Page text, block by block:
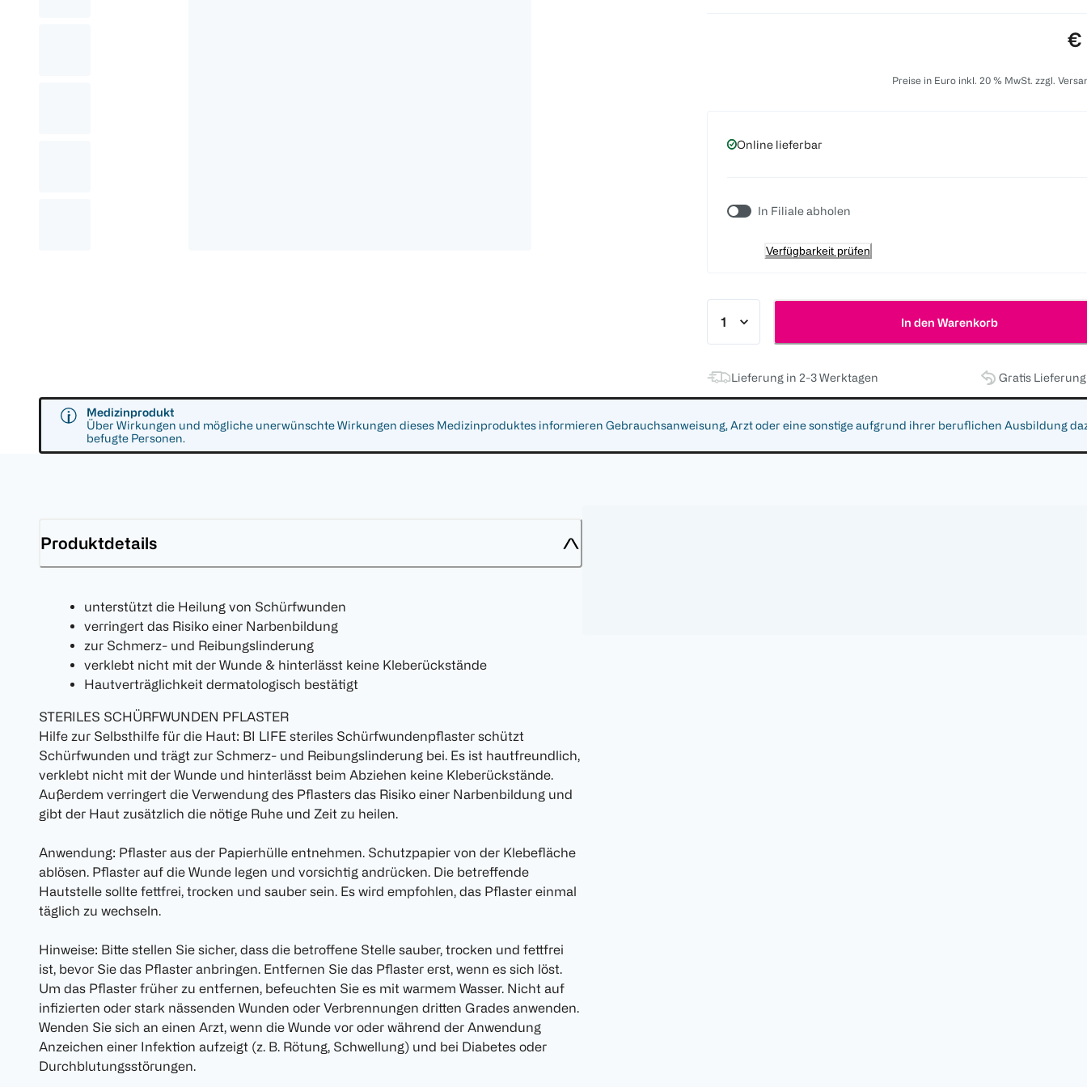
€
Preise in Euro inkl. 20 % MwSt. zzgl.
Online lieferbar
In Filiale abholen
Verfügbarkeit prüfen
In den Warenkorb
Lieferung in 2-3 Werktagen Gratis
Medizinprodukt
Über Wirkungen und mögliche unerwünschte Wirkungen dieses Medizinproduktes informieren Gebrauchsanweisung, Arzt oder eine sonstige aufgrund ihrer beruflichen Ausbildung
befugte Personen.
Produktdetails
unterstützt die Heilung von Schürfwunden
verringert das Risiko einer Narbenbildung
zur Schmerz- und Reibungslinderung
verklebt nicht mit der Wunde & hinterlässt keine Kleberückstände
Hautverträglichkeit dermatologisch bestätigt
STERILES SCHÜRFWUNDEN PFLASTER
Hilfe zur Selbsthilfe für die Haut: BI LIFE steriles Schürfwundenpflaster schützt
Schürfwunden und trägt zur Schmerz- und Reibungslinderung bei. Es ist hautfreundlich,
verklebt nicht mit der Wunde und hinterlässt beim Abziehen keine Kleberückstände.
Außerdem verringert die Verwendung des Pflasters das Risiko einer Narbenbildung und
gibt der Haut zusätzlich die nötige Ruhe und Zeit zu heilen.
Anwendung: Pflaster aus der Papierhülle entnehmen. Schutzpapier von der Klebefläche
ablösen. Pflaster auf die Wunde legen und vorsichtig andrücken. Die betreffende
Hautstelle sollte fettfrei, trocken und sauber sein. Es wird empfohlen, das Pflaster einmal
täglich zu wechseln.
Hinweise: Bitte stellen Sie sicher, dass die betroffene Stelle sauber, trocken und fettfrei
ist, bevor Sie das Pflaster anbringen. Entfernen Sie das Pflaster erst, wenn es sich löst.
Um das Pflaster früher zu entfernen, befeuchten Sie es mit warmem Wasser. Nicht auf
infizierten oder stark nässenden Wunden oder Verbrennungen dritten Grades anwenden.
Wenden Sie sich an einen Arzt, wenn die Wunde vor oder während der Anwendung
Anzeichen einer Infektion aufzeigt (z. B. Rötung, Schwellung) und bei Diabetes oder
Durchblutungsstörungen.